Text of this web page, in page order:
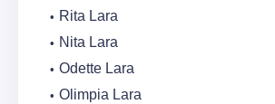
Rita Lara
Nita Lara
Odette Lara
Olimpia Lara